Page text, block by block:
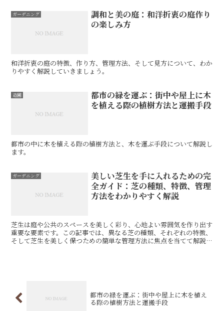
ガーデニング
調和と美の庭：和洋折衷の庭作り
の楽しみ方
和洋折衷の庭の特徴、作り方、管理方法、そして見方について、わか
りやすく解説していきましょう。
造園
都市の緑を運ぶ：街中や屋上に木
を植える際の植樹方法と運搬手段
都市の中に木を植える際の植樹方法と、木を運ぶ手段について解説し
ます。
ガーデニング
美しい芝生を手に入れるための完
全ガイド：芝の種類、特徴、管理
方法をわかりやすく解説
芝生は庭や公共のスペースを美しく彩り、心地よい雰囲気を作り出す
重要な要素です。この記事では、異なる芝の種類、それぞれの特徴、
そして芝生を美しく保つための簡単な管理方法に焦点を当てて解説し
都市の緑を運ぶ：街中や屋上に木を植え
る際の植樹方法と運搬手段